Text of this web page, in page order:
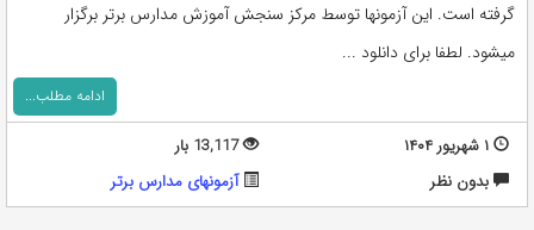
گرفته است. این آزمونها توسط مرکز سنجش آموزش مدارس برتر برگزار
میشود. لطفا برای دانلود ...
ادامه مطلب...
۱ شهریور ۱۴۰۴
13,117 بار
بدون نظر
آزمونهای مدارس برتر